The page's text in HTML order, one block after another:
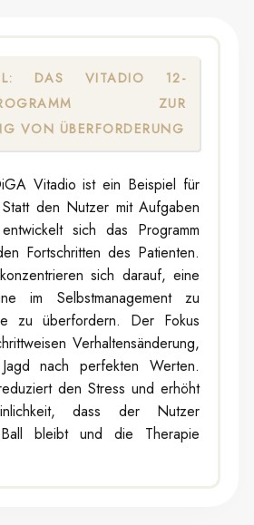
DAS VITADIO 12-
PROGRAMM ZUR
VON ÜBERFORDERUNG
Vitadio ist ein Beispiel für
den Nutzer mit Aufgaben
sich das Programm
Fortschritten des Patienten.
sich darauf, eine
im Selbstmanagement zu
zu überfordern. Der Fokus
Verhaltensänderung,
nach perfekten Werten.
den Stress und erhöht
dass der Nutzer
bleibt und die Therapie